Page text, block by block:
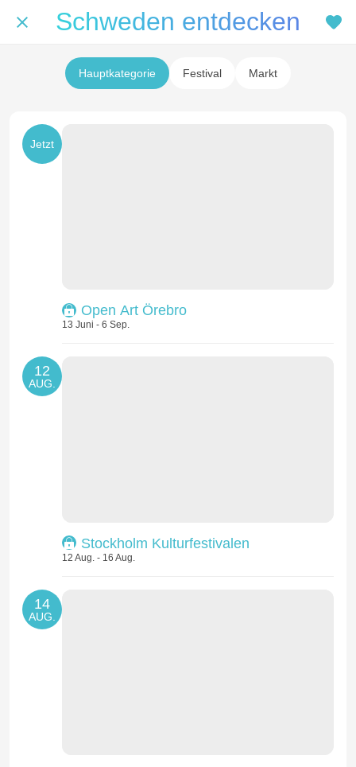
Schweden entdecken
Hauptkategorie Festival Markt
Jetzt
Open Art Örebro
13 Juni - 6 Sep.
12
AUG.
Stockholm Kulturfestivalen
12 Aug. - 16 Aug.
14
AUG.